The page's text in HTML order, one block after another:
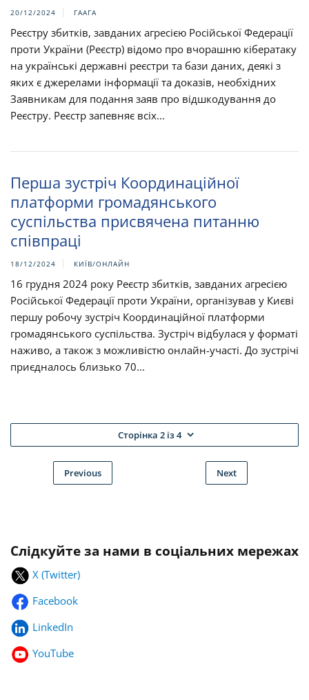
20/12/2024 ГААГА
Реєстру збитків, завданих агресією Російської Федерації
проти України (Реєстр) відомо про вчорашню кібератаку
на українські державні реєстри та бази даних, деякі з
яких є джерелами інформації та доказів, необхідних
Заявникам для подання заяв про відшкодування до
Реєстру. Реєстр запевняє всіх...
Перша зустріч Координаційної
платформи громадянського
суспільства присвячена питанню
співпраці
18/12/2024 КИЇВ/ОНЛАЙН
16 грудня 2024 року Реєстр збитків, завданих агресією
Російської Федерації проти України, організував у Києві
першу робочу зустріч Координаційної платформи
громадянського суспільства. Зустріч відбулася у форматі
наживо, а також з можливістю онлайн-участі. До зустрічі
приєдналось близько 70...
Сторінка 2 із 4
Previous Next
Слідкуйте за нами в соціальних мережах
X (Twitter)
Facebook
LinkedIn
YouTube